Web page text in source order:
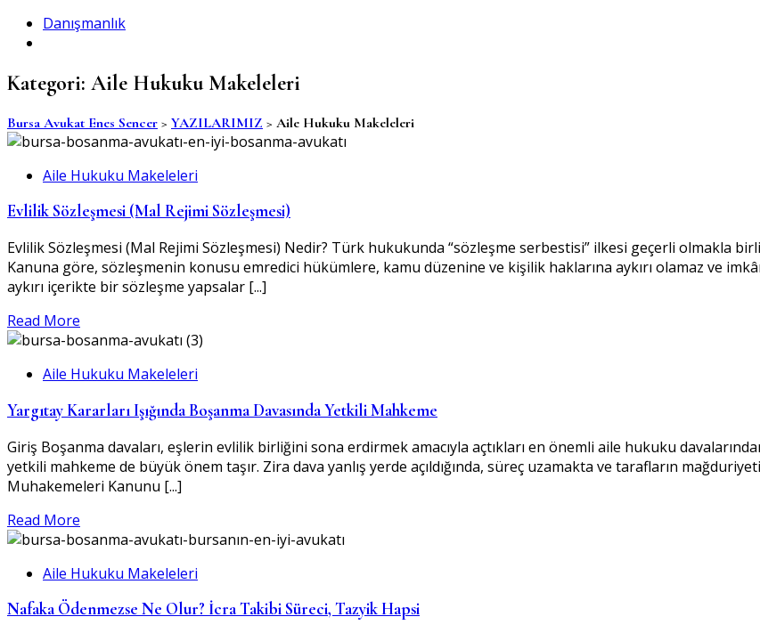
Danışmanlık
Kategori: Aile Hukuku Makeleleri
Bursa Avukat Enes Sencer > YAZILARIMIZ > Aile Hukuku Makeleleri
Aile Hukuku Makeleleri
Evlilik Sözleşmesi (Mal Rejimi Sözleşmesi)
Evlilik Sözleşmesi (Mal Rejimi Sözleşmesi) Nedir? Türk hukukunda “sözleşme serbestisi” ilkesi geçerli olmakla
Kanuna göre, sözleşmenin konusu emredici hükümlere, kamu düzenine ve kişilik haklarına aykırı olamaz ve
aykırı içerikte bir sözleşme yapsalar [...]
Read More
Aile Hukuku Makeleleri
Yargıtay Kararları Işığında Boşanma Davasında Yetkili Mahkeme
Giriş Boşanma davaları, eşlerin evlilik birliğini sona erdirmek amacıyla açtıkları en önemli aile hukuku
yetkili mahkeme de büyük önem taşır. Zira dava yanlış yerde açıldığında, süreç uzamakta ve tarafların
Muhakemeleri Kanunu [...]
Read More
Aile Hukuku Makeleleri
Nafaka Ödenmezse Ne Olur? İcra Takibi Süreci, Tazyik Hapsi